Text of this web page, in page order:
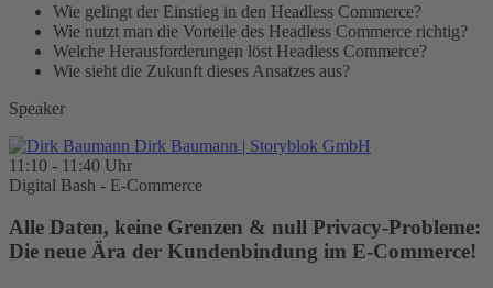
Wie gelingt der Einstieg in den Headless Commerce?
Wie nutzt man die Vorteile des Headless Commerce richtig?
Welche Herausforderungen löst Headless Commerce?
Wie sieht die Zukunft dieses Ansatzes aus?
Speaker
Dirk Baumann | Storyblok GmbH
11:10 - 11:40 Uhr
Digital Bash - E-Commerce
Alle Daten, keine Grenzen & null Privacy-Probleme:
Die neue Ära der Kundenbindung im E-Commerce!